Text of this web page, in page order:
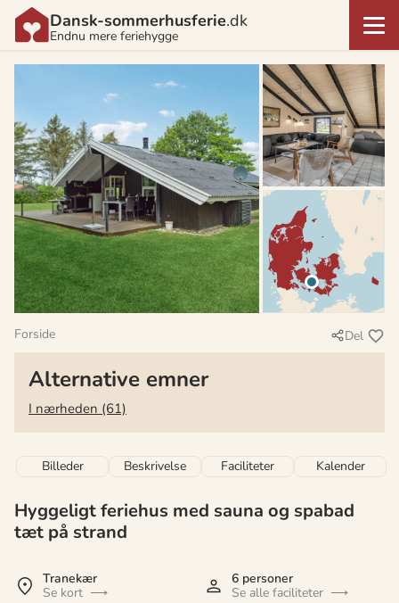
Dansk-sommerhusferie.dk
Endnu mere feriehygge
Forside Del
Alternative emner
I nærheden (61)
Billeder Beskrivelse Faciliteter Kalender
Hyggeligt feriehus med sauna og spabad
tæt på strand
Tranekær
Se kort
6 personer
Se alle faciliteter